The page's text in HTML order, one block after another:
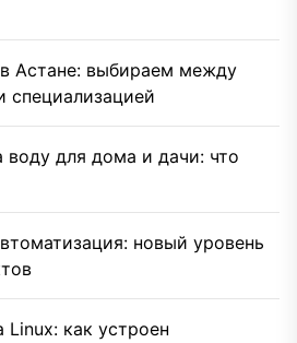
Астане: выбираем между
специализацией
воду для дома и дачи: что
новый уровень
как устроен